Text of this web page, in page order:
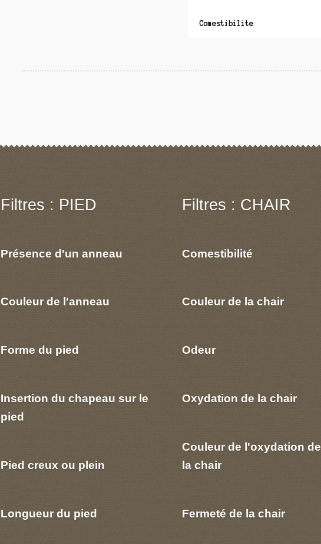
Comestibilite
Filtres : PIED
Présence d'un anneau
Couleur de l'anneau
Forme du pied
Insertion du chapeau sur le
pied
Pied creux ou plein
Longueur du pied
Filtres : CHAIR
Comestibilité
Couleur de la chair
Odeur
Oxydation de la chair
Couleur de l'oxydation de
la chair
Fermeté de la chair